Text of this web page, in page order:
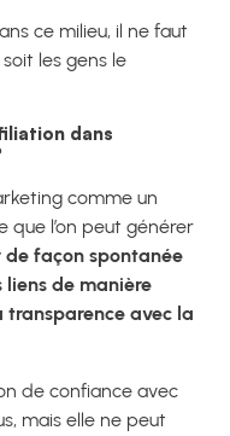
ce milieu, il ne faut
les gens le
dans
comme un
que l’on peut générer
de façon spontanée
de manière
avec la
de confiance avec
mais elle ne peut